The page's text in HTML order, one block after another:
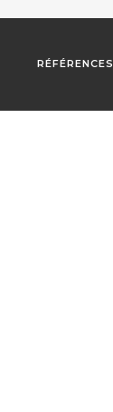
RÉFÉRENCES